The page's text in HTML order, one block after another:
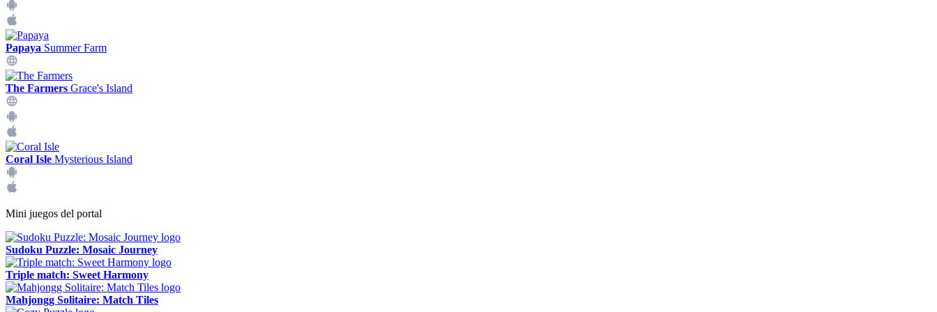
Papaya Summer Farm
The Farmers Grace's Island
Coral Isle Mysterious Island
Mini juegos del portal
Sudoku Puzzle: Mosaic Journey
Triple match: Sweet Harmony
Mahjongg Solitaire: Match Tiles